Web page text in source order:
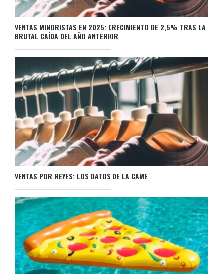
VENTAS MINORISTAS EN 2025: CRECIMIENTO DE 2,5% TRAS LA
BRUTAL CAÍDA DEL AÑO ANTERIOR
VENTAS POR REYES: LOS DATOS DE LA CAME